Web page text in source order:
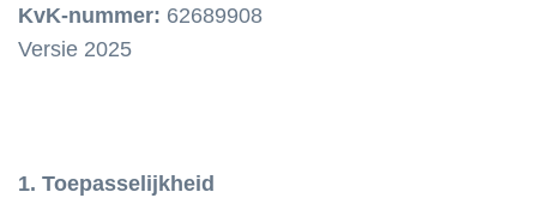
KvK-nummer: 62689908
Versie 2025
1. Toepasselijkheid